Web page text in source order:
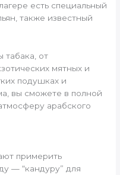
есть специальный
также известный
табака, от
мятных и
подушках и
вы сможете в полной
арабского
примерить
— “кандуру” для